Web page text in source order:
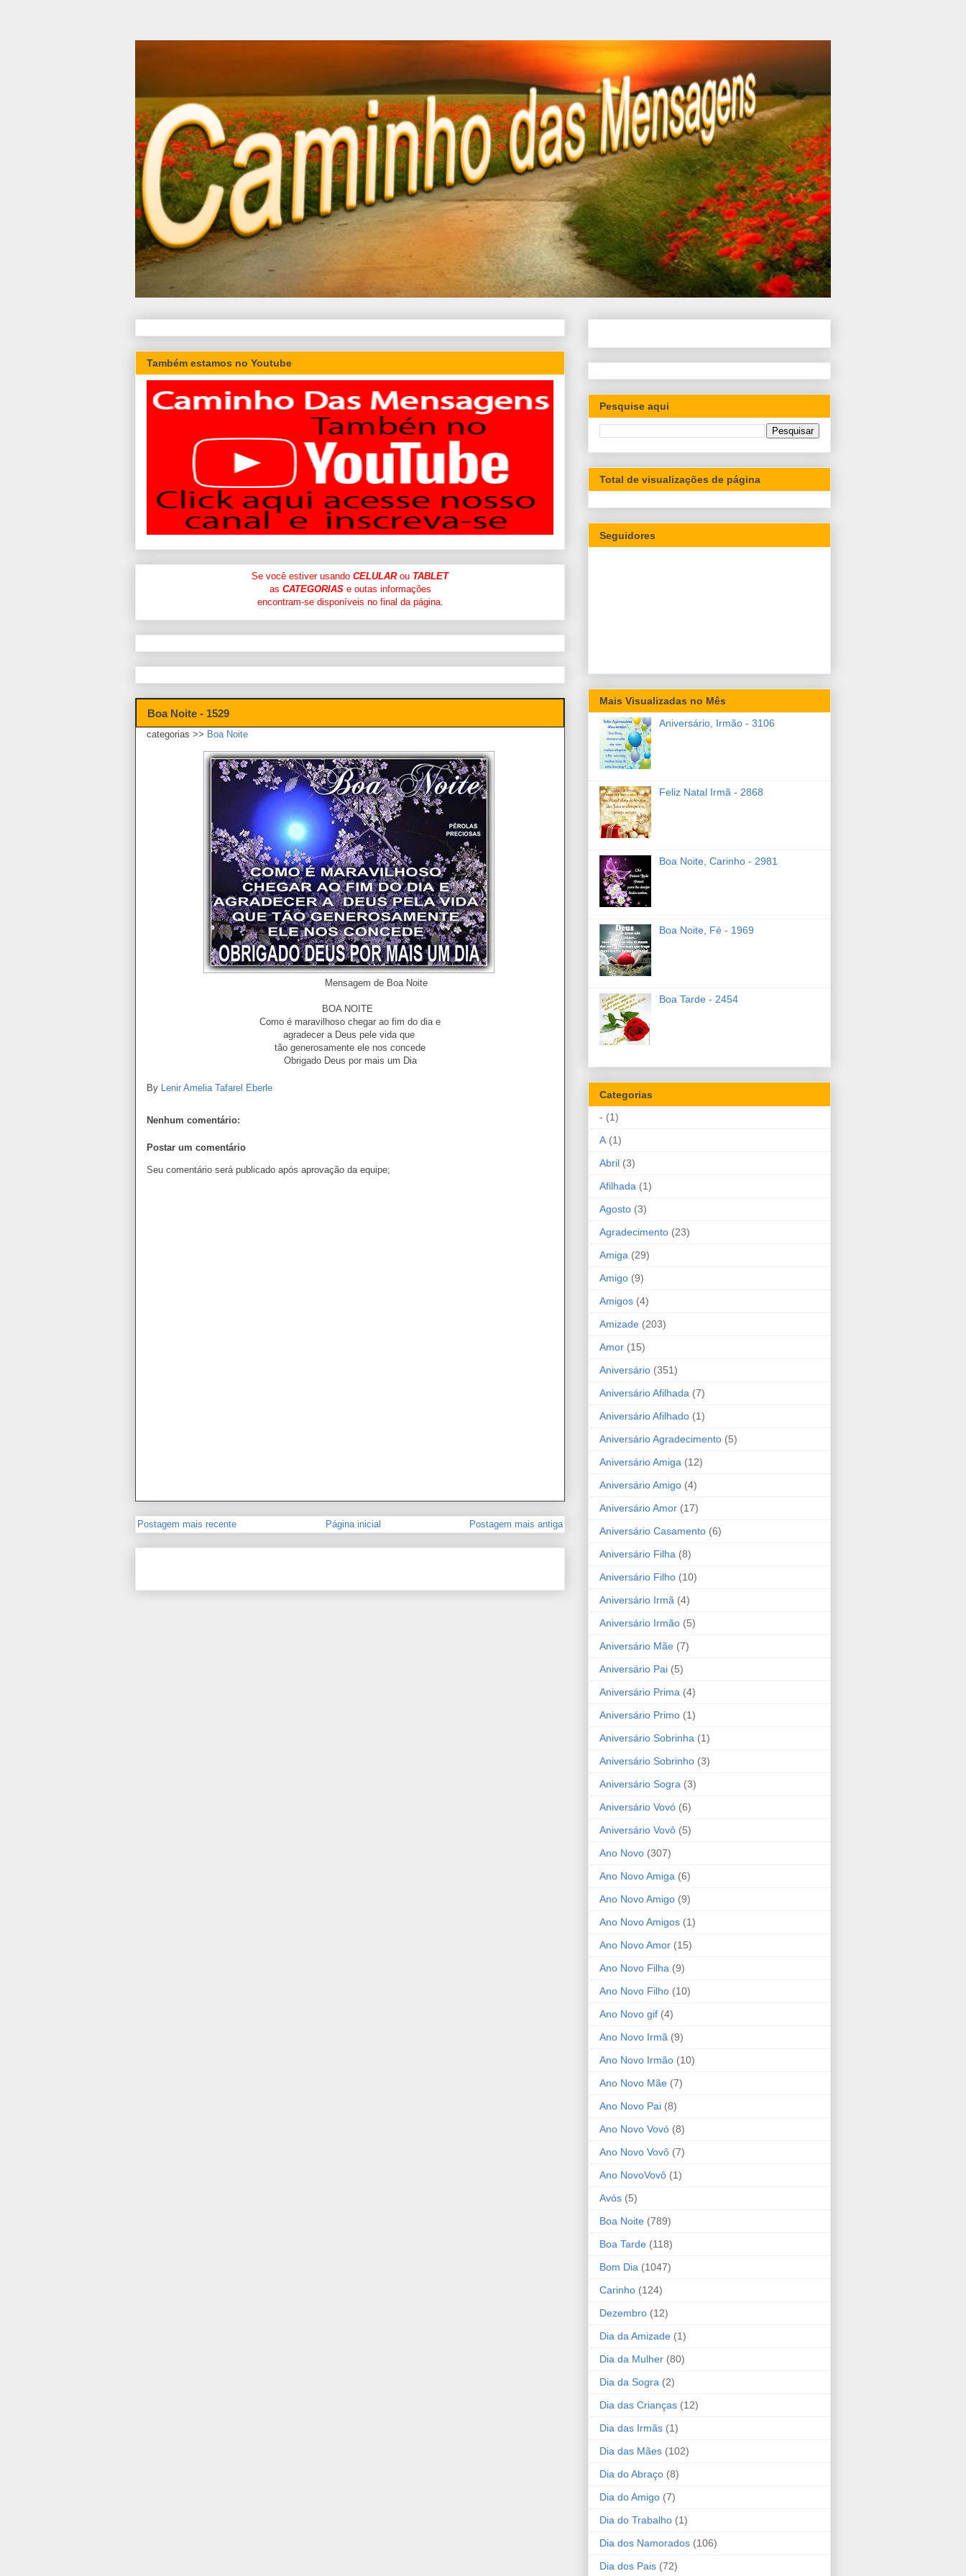
Também estamos no Youtube
Se você estiver usando CELULARou TABLET
as CATEGORIASe outas informações
encontram-se disponíveis no final da página.
Boa Noite - 1529
categorias >> Boa Noite
Mensagem de Boa Noite
BOA NOITE
Como é maravilhoso chegar ao fim do dia e
agradecer a Deus pele vida que
tão generosamente ele nos concede
Obrigado Deus por mais um Dia
By Lenir Amelia Tafarel Eberle
Nenhum comentário:
Postar um comentário
Seu comentário será publicado após aprovação da equipe;
Postagem mais recente Postagem mais antiga
Página inicial
Pesquise aqui
Total de visualizações de página
Seguidores
Mais Visualizadas no Mês
Aniversário, Irmão - 3106
Feliz Natal Irmã - 2868
Boa Noite, Carinho - 2981
Boa Noite, Fé - 1969
Boa Tarde - 2454
Categorias
- (1)
A (1)
Abril (3)
Afilhada (1)
Agosto (3)
Agradecimento (23)
Amiga (29)
Amigo (9)
Amigos (4)
Amizade (203)
Amor (15)
Aniversário (351)
Aniversário Afilhada (7)
Aniversário Afilhado (1)
Aniversário Agradecimento (5)
Aniversário Amiga (12)
Aniversário Amigo (4)
Aniversário Amor (17)
Aniversário Casamento (6)
Aniversário Filha (8)
Aniversário Filho (10)
Aniversário Irmã (4)
Aniversário Irmão (5)
Aniversário Mãe (7)
Aniversário Pai (5)
Aniversário Prima (4)
Aniversário Primo (1)
Aniversário Sobrinha (1)
Aniversário Sobrinho (3)
Aniversário Sogra (3)
Aniversário Vovó (6)
Aniversário Vovô (5)
Ano Novo (307)
Ano Novo Amiga (6)
Ano Novo Amigo (9)
Ano Novo Amigos (1)
Ano Novo Amor (15)
Ano Novo Filha (9)
Ano Novo Filho (10)
Ano Novo gif (4)
Ano Novo Irmã (9)
Ano Novo Irmão (10)
Ano Novo Mãe (7)
Ano Novo Pai (8)
Ano Novo Vovó (8)
Ano Novo Vovô (7)
Ano NovoVovô (1)
Avós (5)
Boa Noite (789)
Boa Tarde (118)
Bom Dia (1047)
Carinho (124)
Dezembro (12)
Dia da Amizade (1)
Dia da Mulher (80)
Dia da Sogra (2)
Dia das Crianças (12)
Dia das Irmãs (1)
Dia das Mães (102)
Dia do Abraço (8)
Dia do Amigo (7)
Dia do Trabalho (1)
Dia dos Namorados (106)
Dia dos Pais (72)